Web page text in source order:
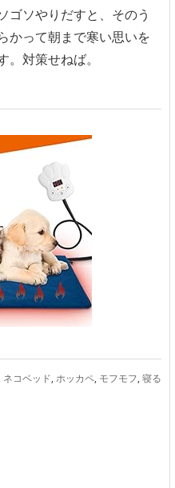
ゴソやりだすと、そのう
かって朝まで寒い思いを
対策せねば。
, ネコベッド,ホッカペ, モフモフ,寝る